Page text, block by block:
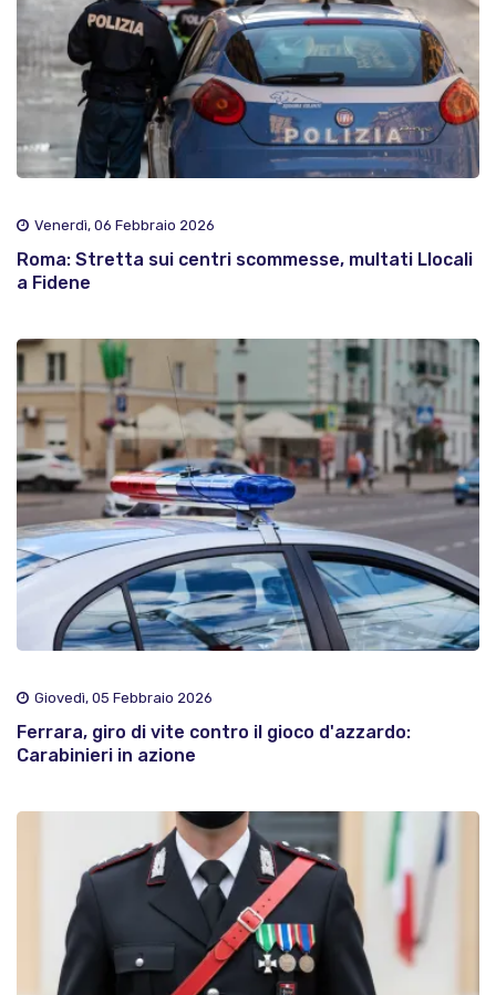
Venerdì, 06 Febbraio 2026
Roma: Stretta sui centri scommesse, multati Llocali
a Fidene
Giovedì, 05 Febbraio 2026
Ferrara, giro di vite contro il gioco d'azzardo:
Carabinieri in azione